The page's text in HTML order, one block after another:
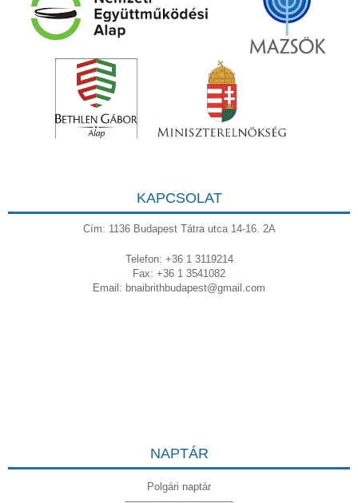
KAPCSOLAT
Cím: 1136 Budapest Tátra utca 14-16. 2A
Telefon: +36 1 3119214
Fax: +36 1 3541082
Email: bnaibrithbudapest@gmail.com
NAPTÁR
Polgári naptár